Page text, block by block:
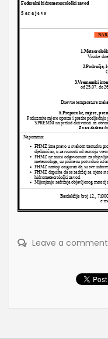
Leave a comment